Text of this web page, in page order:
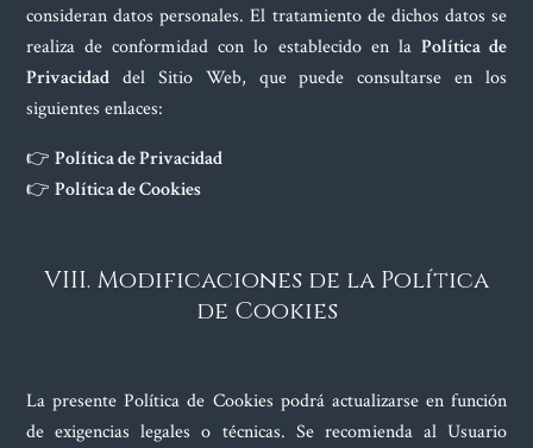
consideran datos personales. El tratamiento de dichos datos se
realiza de conformidad con lo establecido en la Política de
Privacidad del Sitio Web, que puede consultarse en los
siguientes enlaces:
👉 Política de Privacidad
👉 Política de Cookies
VIII. Modificaciones de la Política
de Cookies
La presente Política de Cookies podrá actualizarse en función
de exigencias legales o técnicas. Se recomienda al Usuario